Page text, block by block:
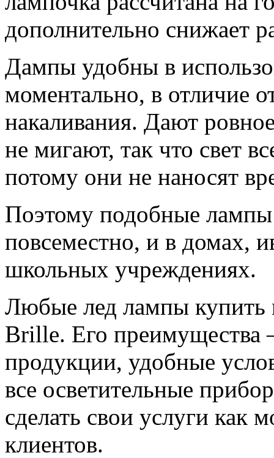
дополнительно снижает
Дампы удобны в
моментально, в отличие
накаливания. Дают
не мигают, так что свет
потому они не наносят
Поэтому подобные лампы
повсеместно, и в домах,
школьных учреждениях.
Любые лед лампы купить
Brille. Его преимущества
продукции, удобные
все осветительные
сделать свои услуги как
клиентов.